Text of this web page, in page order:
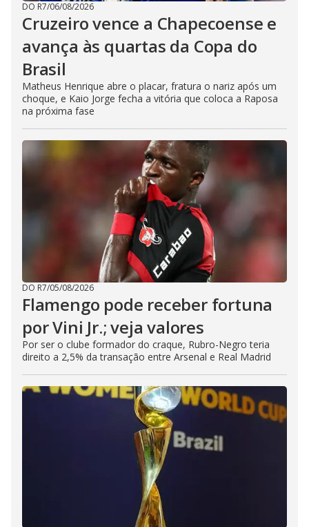
DO R7/06/08/2026
Cruzeiro vence a Chapecoense e
avança às quartas da Copa do
Brasil
Matheus Henrique abre o placar, fratura o nariz após um
choque, e Kaio Jorge fecha a vitória que coloca a Raposa
na próxima fase
DO R7/05/08/2026
Flamengo pode receber fortuna
por Vini Jr.; veja valores
Por ser o clube formador do craque, Rubro-Negro teria
direito a 2,5% da transação entre Arsenal e Real Madrid